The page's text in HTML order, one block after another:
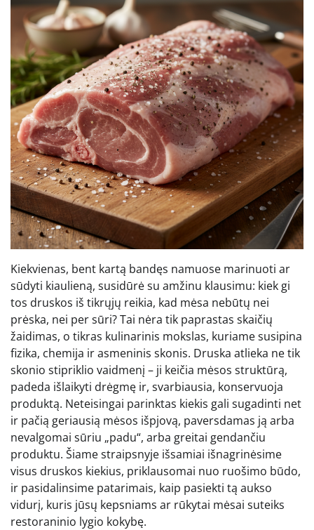
Kiekvienas, bent kartą bandęs namuose marinuoti ar
sūdyti kiaulieną, susidūrė su amžinu klausimu: kiek gi
tos druskos iš tikrųjų reikia, kad mėsa nebūtų nei
prėska, nei per sūri? Tai nėra tik paprastas skaičių
žaidimas, o tikras kulinarinis mokslas, kuriame susipina
fizika, chemija ir asmeninis skonis. Druska atlieka ne tik
skonio stipriklio vaidmenį – ji keičia mėsos struktūrą,
padeda išlaikyti drėgmę ir, svarbiausia, konservuoja
produktą. Neteisingai parinktas kiekis gali sugadinti net
ir pačią geriausią mėsos išpjovą, paversdamas ją arba
nevalgomai sūriu „padu“, arba greitai gendančiu
produktu. Šiame straipsnyje išsamiai išnagrinėsime
visus druskos kiekius, priklausomai nuo ruošimo būdo,
ir pasidalinsime patarimais, kaip pasiekti tą aukso
vidurį, kuris jūsų kepsniams ar rūkytai mėsai suteiks
restoraninio lygio kokybę.